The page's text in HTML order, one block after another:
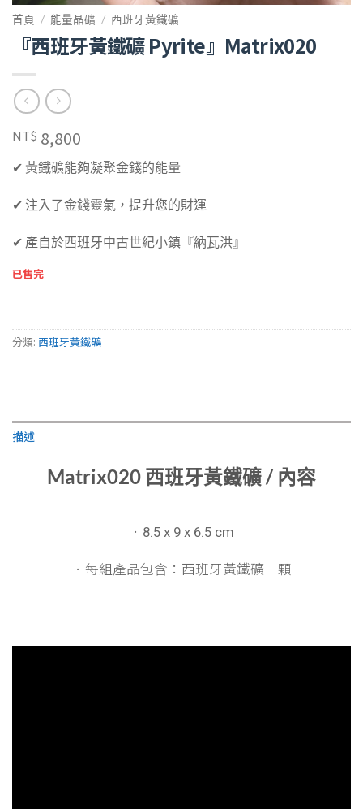
首頁 / 能量晶礦 / 西班牙黃鐵礦
『西班牙黃鐵礦 Pyrite』Matrix020
NT$ 8,800
✔ 黃鐵礦能夠凝聚金錢的能量
✔ 注入了金錢靈氣，提升您的財運
✔ 產自於西班牙中古世紀小鎮『納瓦洪』
已售完
分類: 西班牙黃鐵礦
描述
Matrix020 西班牙黃鐵礦 / 內容
．8.5 x 9 x 6.5 cm
．每組產品包含： 西班牙黃鐵礦一顆